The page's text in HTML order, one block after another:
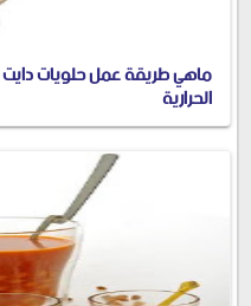
ماهي طريقة عمل حلويات
الحرارية